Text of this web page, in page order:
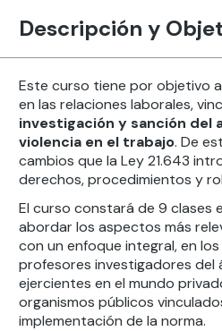
Descripción y
Este curso tiene por objetivo
en las relaciones laborales,
investigación y sanción del
violencia en el trabajo. De
cambios que la Ley 21.643
derechos, procedimientos y
El curso constará de 9 clases
abordar los aspectos más
con un enfoque integral, en
profesores investigadores del
ejercientes en el mundo
organismos públicos
implementación de la norma.